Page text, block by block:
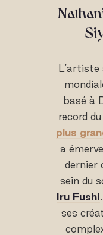
L'artiste
basé à
record
plus
a
dernier
sein du
Iru Fushi
ses